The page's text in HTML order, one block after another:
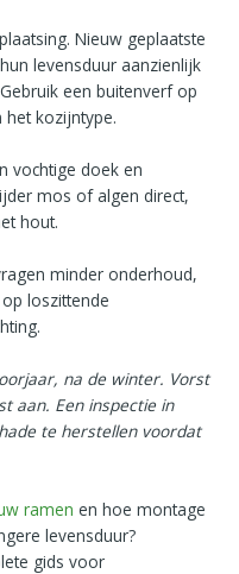
Nieuw geplaatste
levensduur aanzienlijk
een buitenverf op
kozijntype.
vochtige doek en
mos of algen direct,
hout.
minder onderhoud,
loszittende
na de winter. Vorst
aan. Een inspectie in
te herstellen voordat
ramen en hoe montage
levensduur?
gids voor